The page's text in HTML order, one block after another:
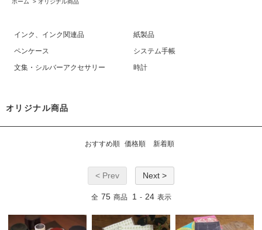
ホーム > オリジナル商品
インク、インク関連品
紙製品
ペンケース
システム手帳
文集・シルバーアクセサリー
時計
オリジナル商品
おすすめ順 価格順 新着順
< Prev Next >
全 75 商品 1 - 24 表示